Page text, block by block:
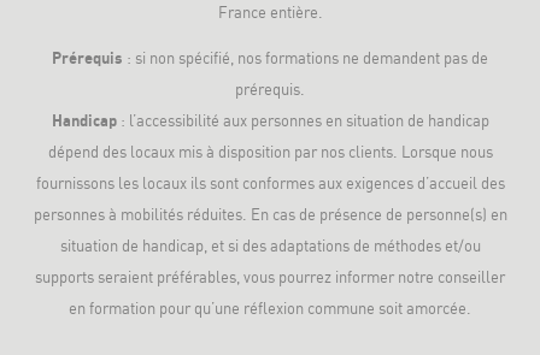
France entière.
Prérequis : si non spécifié, nos formations ne demandent pas de
prérequis.
Handicap: l’accessibilité aux personnes en situation de handicap
dépend des locaux mis à disposition par nos clients. Lorsque nous
fournissons les locaux ils sont conformes aux exigences d’accueil des
personnes à mobilités réduites. En cas de présence de personne(s) en
situation de handicap, et si des adaptations de méthodes et/ou
supports seraient préférables, vous pourrez informer notre conseiller
en formation pour qu’une réflexion commune soit amorcée.